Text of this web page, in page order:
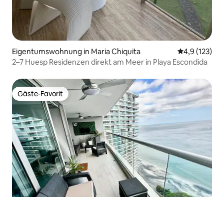
Eigentumswohnung in Maria Chiquita
4,9 (123)
2–7 Huesp Residenzen direkt am Meer in Playa Escondida
Gäste-Favorit
Gäste-Favorit